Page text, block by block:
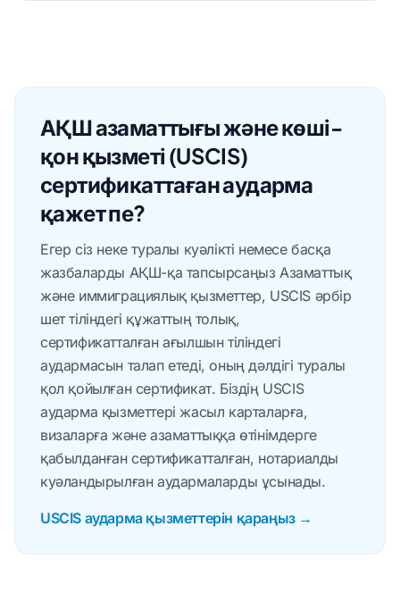
АҚШ азаматтығы және көші-
қон қызметі (USCIS)
сертификаттаған аударма
қажет пе?
Егер сіз неке туралы куәлікті немесе басқа
жазбаларды АҚШ-қа тапсырсаңыз Азаматтық
және иммиграциялық қызметтер, USCIS әрбір
шет тіліндегі құжаттың толық,
сертификатталған ағылшын тіліндегі
аудармасын талап етеді, оның дәлдігі туралы
қол қойылған сертификат. Біздің USCIS
аударма қызметтері жасыл карталарға,
визаларға және азаматтыққа өтінімдерге
қабылданған сертификатталған, нотариалды
куәландырылған аудармаларды ұсынады.
USCIS аударма қызметтерін қараңыз →